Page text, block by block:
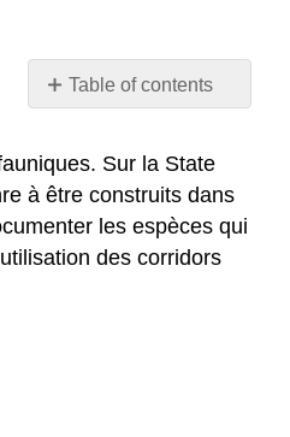
Table of contents
questions
Données
brutes
pour
Sur la State
à être construits dans
les espèces qui
des corridors